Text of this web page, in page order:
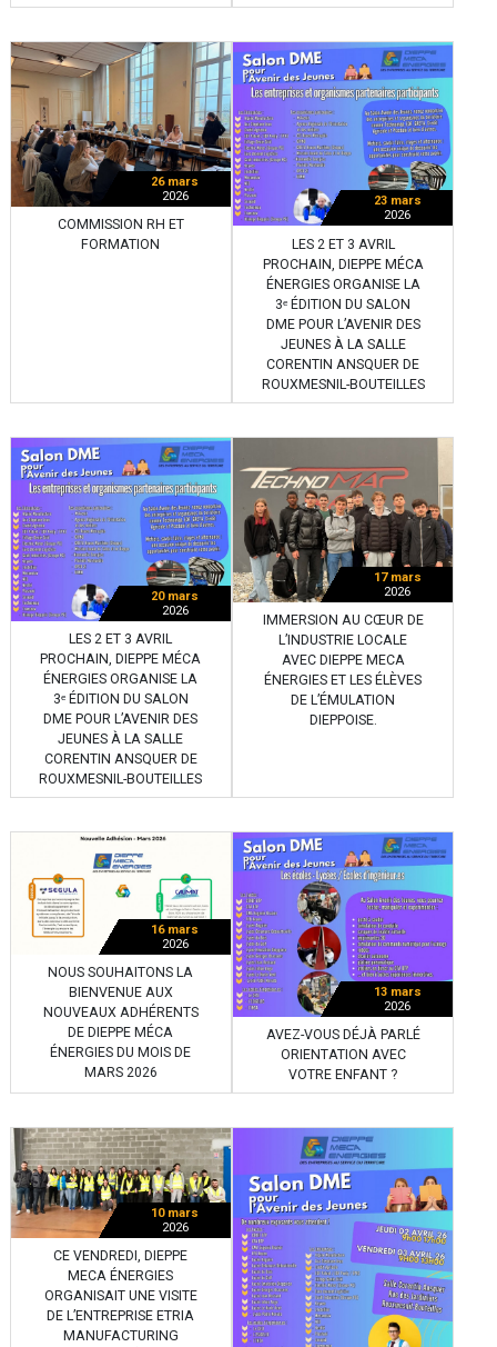
26 mars
2026
COMMISSION RH ET
FORMATION
23 mars
2026
LES 2 ET 3 AVRIL
PROCHAIN, DIEPPE MÉCA
ÉNERGIES ORGANISE LA
3ᵉ ÉDITION DU SALON
DME POUR L’AVENIR DES
JEUNES À LA SALLE
CORENTIN ANSQUER DE
ROUXMESNIL-BOUTEILLES
20 mars
2026
LES 2 ET 3 AVRIL
PROCHAIN, DIEPPE MÉCA
ÉNERGIES ORGANISE LA
3ᵉ ÉDITION DU SALON
DME POUR L’AVENIR DES
JEUNES À LA SALLE
CORENTIN ANSQUER DE
ROUXMESNIL-BOUTEILLES
17 mars
2026
IMMERSION AU CŒUR DE
L’INDUSTRIE LOCALE
AVEC DIEPPE MECA
ÉNERGIES ET LES ÉLÈVES
DE L’ÉMULATION
DIEPPOISE.
16 mars
2026
NOUS SOUHAITONS LA
BIENVENUE AUX
NOUVEAUX ADHÉRENTS
DE DIEPPE MÉCA
ÉNERGIES DU MOIS DE
MARS 2026
13 mars
2026
AVEZ-VOUS DÉJÀ PARLÉ
ORIENTATION AVEC
VOTRE ENFANT ?
10 mars
2026
CE VENDREDI, DIEPPE
MECA ÉNERGIES
ORGANISAIT UNE VISITE
DE L’ENTREPRISE ETRIA
MANUFACTURING